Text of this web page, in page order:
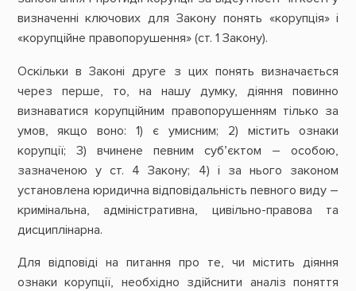
визначенні ключових для Закону понять «корупція» і
«корупційне правопорушення» (ст. 1 Закону).
Оскільки в Законі друге з цих понять визначається
через перше, то, на нашу думку, діяння повинно
визнаватися корупційним правопорушенням тілько за
умов, якщо воно: 1) є умисним; 2) містить ознаки
корупції; 3) вчинене певним суб’єктом – особою,
зазначеною у ст. 4 Закону; 4) і за нього законом
установлена юридична відповідальність певного виду –
кримінальна, адміністративна, цивільно-правова та
дисциплінарна.
Для відповіді на питання про те, чи містить діяння
ознаки корупції, необхідно здійснити аналіз поняття